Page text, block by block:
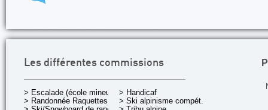
Les différentes commissions
> Escalade (école mineurs)
> Randonnée Raquettes
> Handicaf
> Ski alpinisme compét.